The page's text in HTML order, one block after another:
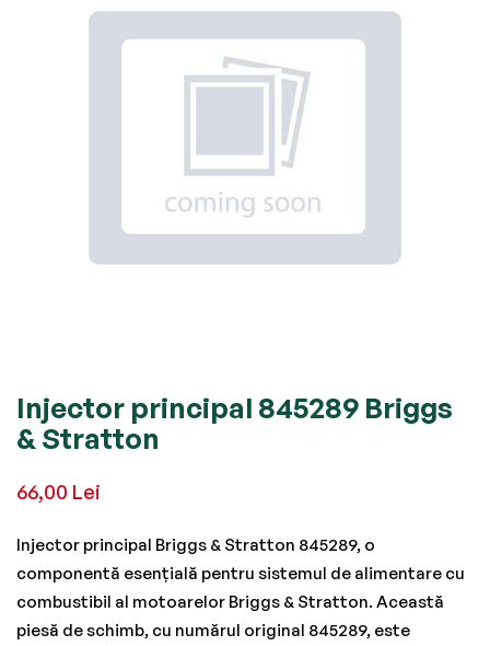
to
the
of
images
gallery
Injector principal 845289 Briggs
& Stratton
66,00 Lei
Injector principal Briggs & Stratton 845289, o
componentă esențială pentru sistemul de alimentare cu
combustibil al motoarelor Briggs & Stratton. Această
piesă de schimb, cu numărul original 845289, este